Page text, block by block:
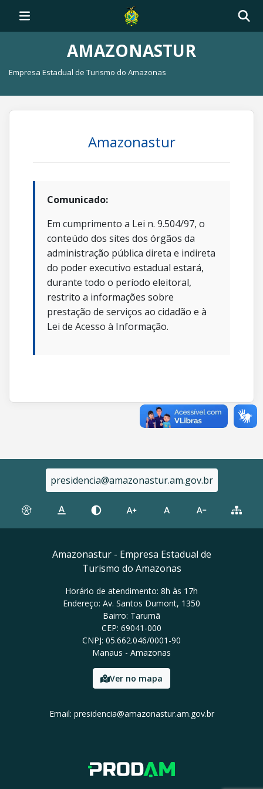
AMAZONASTUR
Empresa Estadual de Turismo do Amazonas
Amazonastur
Comunicado:
Em cumprimento a Lei n. 9.504/97, o
conteúdo dos sites dos órgãos da
administração pública direta e indireta
do poder executivo estadual estará,
durante todo o período eleitoral,
restrito a informações sobre
prestação de serviços ao cidadão e à
Lei de Acesso à Informação.
presidencia@amazonastur.am.gov.br
Amazonastur - Empresa Estadual de
Turismo do Amazonas
Horário de atendimento: 8h às 17h
Endereço: Av. Santos Dumont, 1350
Bairro: Tarumã
CEP: 69041-000
CNPJ: 05.662.046/0001-90
Manaus - Amazonas
Ver no mapa
Email: presidencia@amazonastur.am.gov.br